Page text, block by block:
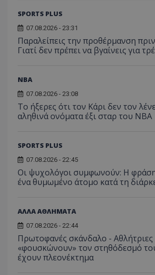
SPORTS PLUS
07.08.2026 - 23:31
Παραλείπεις την προθέρμανση
Γιατί δεν πρέπει να βγαίνεις για
NBA
07.08.2026 - 23:08
Το ήξερες ότι τον Κάρι δεν τον
αληθινά ονόματα έξι σταρ του NBA
SPORTS PLUS
07.08.2026 - 22:45
Οι ψυχολόγοι συμφωνούν: Η
ένα θυμωμένο άτομο κατά τη
ΑΛΛΑ ΑΘΛΗΜΑΤΑ
07.08.2026 - 22:44
Πρωτοφανές σκάνδαλο - Aθλήτριες
«φουσκώνουν» τον στηθόδεσμό
έχουν πλεονέκτημα